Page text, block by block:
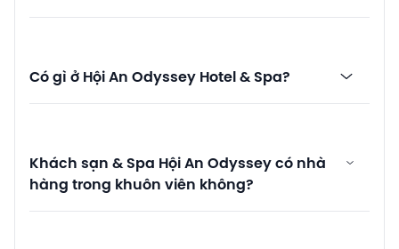
Có gì ở Hội An Odyssey Hotel & Spa?
Khách sạn & Spa Hội An Odyssey có nhà
hàng trong khuôn viên không?